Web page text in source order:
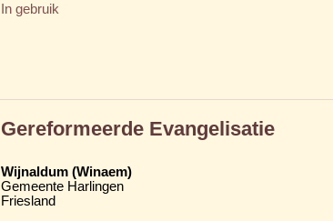
In gebruik
Gereformeerde Evangelisatie
Wijnaldum (Winaem)
Gemeente Harlingen
Friesland